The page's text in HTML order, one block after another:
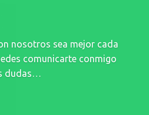
nosotros sea mejor cada
comunicarte conmigo
dudas…